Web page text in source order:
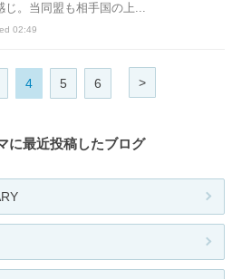
。当同盟も相手国の上...
02:49
4 5 6 >
に最近投稿したブログ